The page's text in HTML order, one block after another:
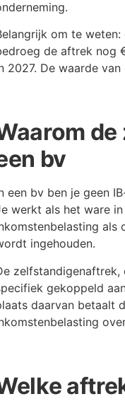
om te
de aftrek nog
2027. De waarde
bv
een bv ben je geen
werkt als het ware
als
ingehouden.
gekoppeld
daarvan betaalt